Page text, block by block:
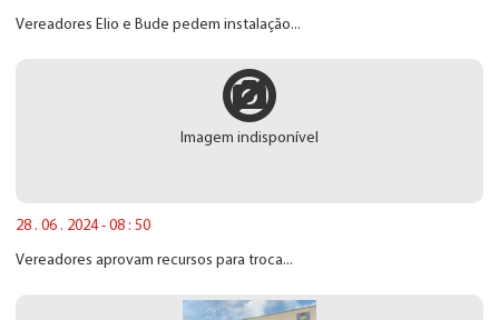
Vereadores Elio e Bude pedem instalação...
Imagem indisponível
28 . 06 . 2024 - 08 : 50
Vereadores aprovam recursos para troca...